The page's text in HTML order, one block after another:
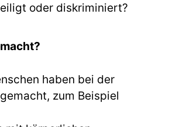
oder diskriminiert?
haben bei der
zum Beispiel